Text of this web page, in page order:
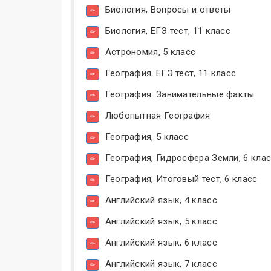
Биология, Вопросы и ответы
Биология, ЕГЭ тест, 11 класс
Астрономия, 5 класс
География. ЕГЭ тест, 11 класс
География. Занимательные факты
Любопытная География
География, 5 класс
География, Гидросфера Земли, 6
География, Итоговый тест, 6 класс
Английский язык, 4 класс
Английский язык, 5 класс
Английский язык, 6 класс
Английский язык, 7 класс